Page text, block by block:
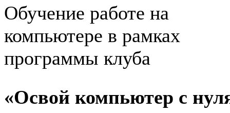
Обучение работе на
компьютере в рамках
программы клуба
«Освой компьютер с